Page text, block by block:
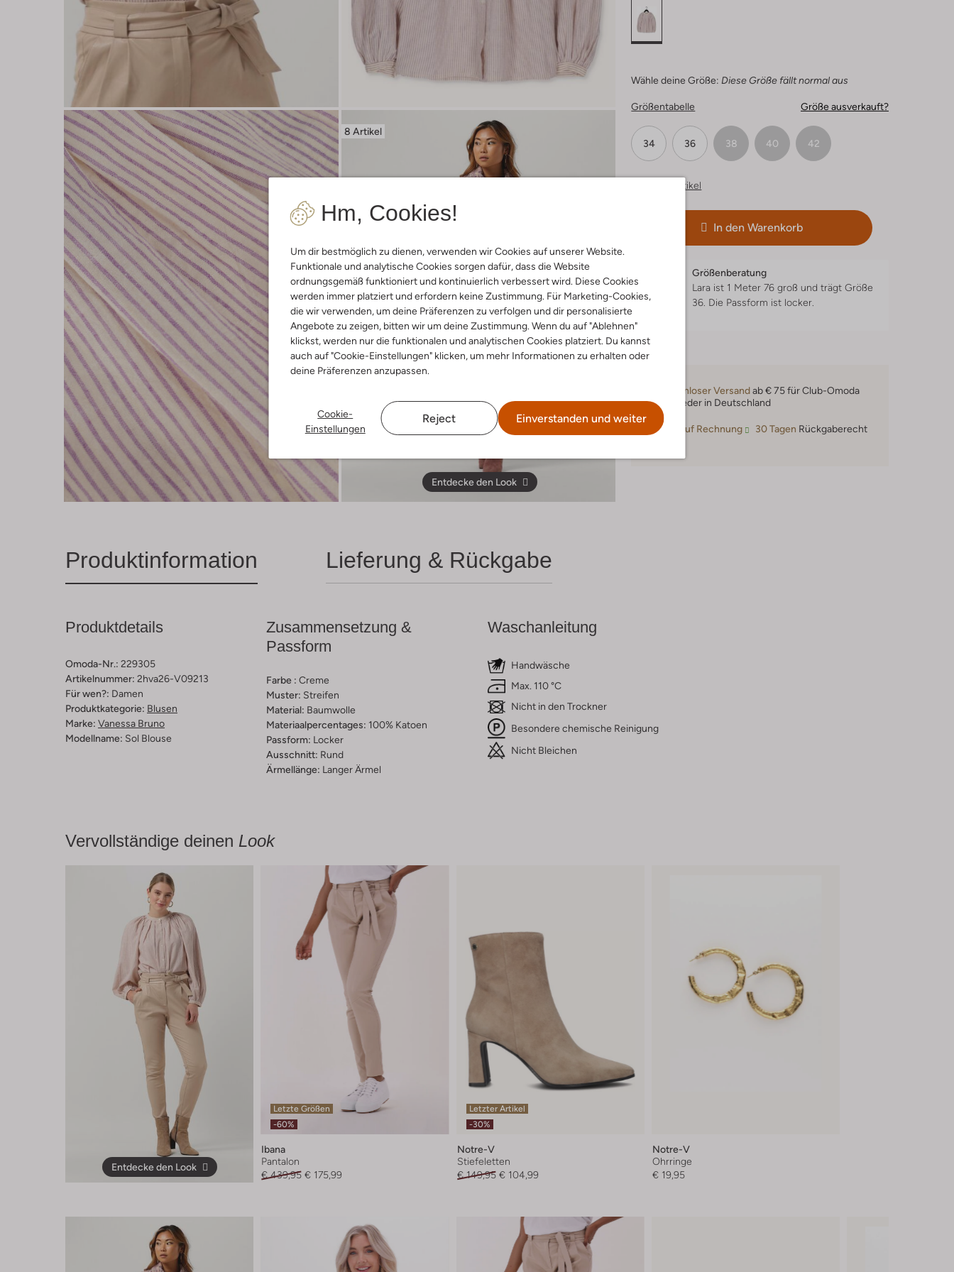
Hm, Cookies!
Um dir bestmöglich zu dienen, verwenden wir Cookies auf unserer Website.
Funktionale und analytische Cookies sorgen dafür, dass die Website
ordnungsgemäß funktioniert und kontinuierlich verbessert wird. Diese Cookies
werden immer platziert und erfordern keine Zustimmung. Für Marketing-Cookies,
die wir verwenden, um deine Präferenzen zu verfolgen und dir personalisierte
Angebote zu zeigen, bitten wir um deine Zustimmung. Wenn du auf "Ablehnen"
klickst, werden nur die funktionalen und analytischen Cookies platziert. Du kannst
auch auf "Cookie-Einstellungen" klicken, um mehr Informationen zu erhalten oder
deine Präferenzen anzupassen.
Cookie-
Einstellungen
Reject Einverstanden und weiter
8 Artikel
Entdecke den Look
Wähle deine Größe: Diese Größe fällt normal aus
Größentabelle Größe ausverkauft?
34 36 38 40 42
Ähnliche Artikel
In den Warenkorb
Größenberatung
Lara ist 1 Meter 76 groß und trägt Größe
36. Die Passform ist locker.
Kostenloser Versandab € 75 für Club-Omoda
Mitglieder in Deutschland
Kauf auf Rechnung 30 Tagen Rückgaberecht
Produktinformation Lieferung & Rückgabe
Produktdetails
Omoda-Nr.: 229305
Artikelnummer: 2hva26-V09213
Für wen?: Damen
Produktkategorie: Blusen
Marke: Vanessa Bruno
Modellname: Sol Blouse
Zusammensetzung &
Passform
Farbe : Creme
Muster: Streifen
Material: Baumwolle
Materiaalpercentages: 100% Katoen
Passform: Locker
Ausschnitt: Rund
Ärmellänge: Langer Ärmel
Waschanleitung
Handwäsche
Max. 110 °C
Nicht in den Trockner
Besondere chemische Reinigung
Nicht Bleichen
Vervollständige deinen Look
Entdecke den Look
Letzte Größen
-60%
Ibana
Pantalon
€ 439,95 € 175,99
Letzter Artikel
-30%
Notre-V
Stiefeletten
€ 149,95 € 104,99
Notre-V
Ohrringe
€ 19,95